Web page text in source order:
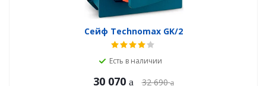
Сейф Technomax GK/2
Есть в наличии
30 070 32 690